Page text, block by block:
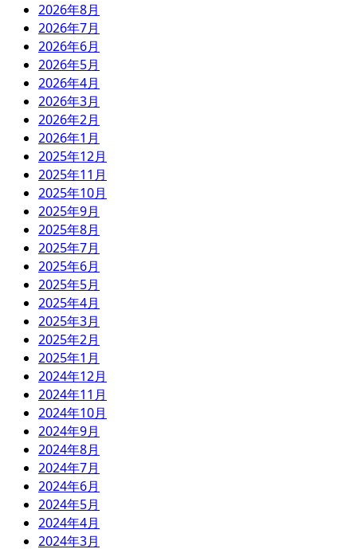
2026年8月
2026年7月
2026年6月
2026年5月
2026年4月
2026年3月
2026年2月
2026年1月
2025年12月
2025年11月
2025年10月
2025年9月
2025年8月
2025年7月
2025年6月
2025年5月
2025年4月
2025年3月
2025年2月
2025年1月
2024年12月
2024年11月
2024年10月
2024年9月
2024年8月
2024年7月
2024年6月
2024年5月
2024年4月
2024年3月